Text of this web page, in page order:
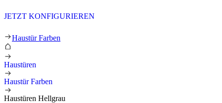
JETZT KONFIGURIEREN
Haustüren Hellgrau
Haustür Farben
Haustüren
Haustür Farben
Haustüren Hellgrau